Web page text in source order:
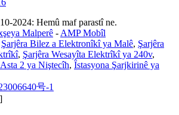
2024: Hemû maf parastî ne.
Malperê - AMP Mobîl
Şarjêra Bilez a Elektronîkî ya Malê, Şarjêra
, Şarjêra Wesayîta Elektrîkî ya 240v,
2 ya Niştecîh, Îstasyona Şarjkirinê ya
号-1